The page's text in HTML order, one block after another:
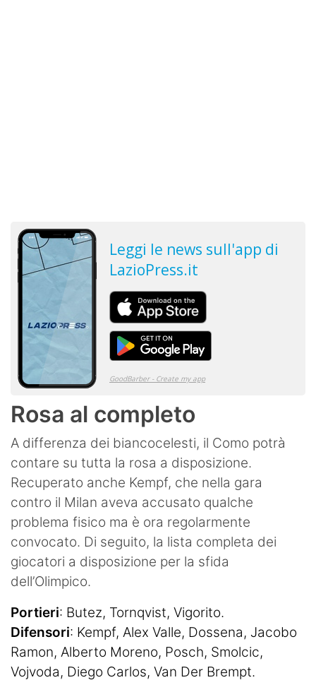
Rosa al completo
A differenza dei biancocelesti, il Como potrà
contare su tutta la rosa a disposizione.
Recuperato anche Kempf, che nella gara
contro il Milan aveva accusato qualche
problema fisico ma è ora regolarmente
convocato. Di seguito, la lista completa dei
giocatori a disposizione per la sfida
dell’Olimpico.
Portieri: Butez, Tornqvist, Vigorito.
Difensori: Kempf, Alex Valle, Dossena, Jacobo
Ramon, Alberto Moreno, Posch, Smolcic,
Vojvoda, Diego Carlos, Van Der Brempt.